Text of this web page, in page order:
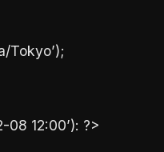
Tokyo’);
08 12:00’): ?>